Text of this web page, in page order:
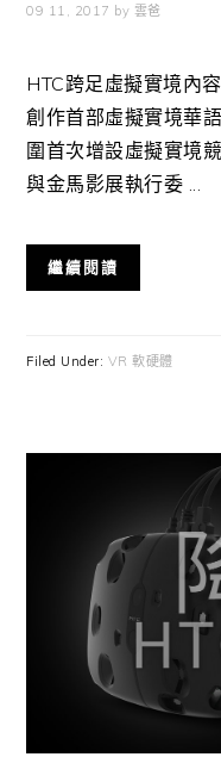
09 11, 2017 by 雲爸
HTC跨足虛擬實境內
創作首部虛擬實境華
圍首次增設虛擬實境
與金馬影展執行委 ...
繼續閱讀
Filed Under: VR 軟硬體